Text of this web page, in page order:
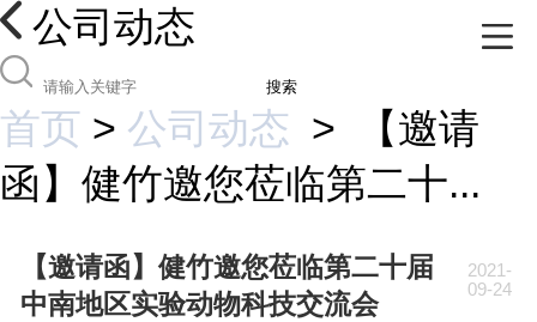
公司动态
搜索
首页 > 公司动态 >
【邀请
函】健竹邀您莅临第二十...
【邀请函】健竹邀您莅临第二十届
中南地区实验动物科技交流会
2021-
09-24